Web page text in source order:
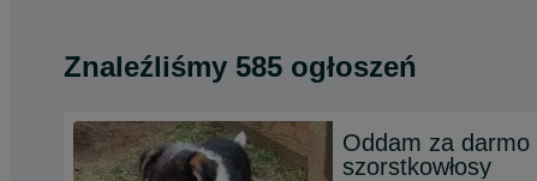
Znaleźliśmy 585 ogłoszeń
Oddam za
szorstkowłosy